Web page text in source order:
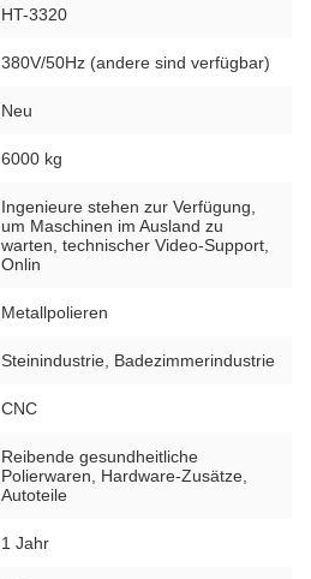
HT-3320
380V/50Hz (andere sind verfügbar)
Neu
6000 kg
Ingenieure stehen zur Verfügung,
um Maschinen im Ausland zu
warten, technischer Video-Support,
Onlin
Metallpolieren
Steinindustrie, Badezimmerindustrie
CNC
Reibende gesundheitliche
Polierwaren, Hardware-Zusätze,
Autoteile
1 Jahr